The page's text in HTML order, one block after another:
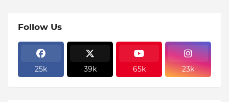
Follow Us
25k 39k 65k 23k